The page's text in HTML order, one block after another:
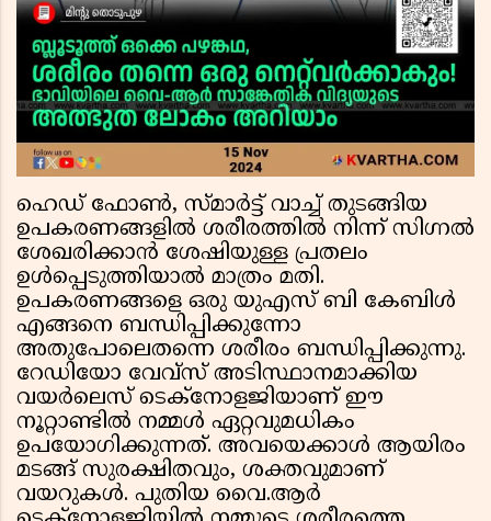
ഹെഡ് ഫോൺ, സ്മാർട്ട് വാച്ച് തുടങ്ങിയ
ഉപകരണങ്ങളിൽ ശരീരത്തിൽ നിന്ന് സിഗ്നൽ
ശേഖരിക്കാൻ ശേഷിയുള്ള പ്രതലം
ഉൾപ്പെടുത്തിയാൽ മാത്രം മതി.
ഉപകരണങ്ങളെ ഒരു യുഎസ് ബി കേബിൾ
എങ്ങനെ ബന്ധിപ്പിക്കുന്നോ
അതുപോലെതന്നെ ശരീരം ബന്ധിപ്പിക്കുന്നു.
റേഡിയോ വേവ്സ് അടിസ്ഥാനമാക്കിയ
വയർലെസ് ടെക്നോളജിയാണ് ഈ
നൂറ്റാണ്ടിൽ നമ്മൾ ഏറ്റവുമധികം
ഉപയോഗിക്കുന്നത്. അവയെക്കാൾ ആയിരം
മടങ്ങ് സുരക്ഷിതവും, ശക്തവുമാണ്
വയറുകള്‍. പുതിയ വൈ.ആർ